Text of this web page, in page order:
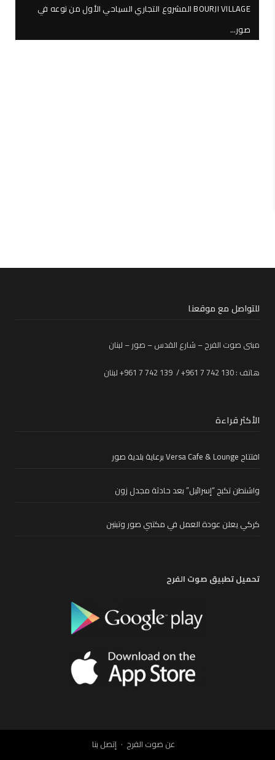
BOURJI VILLAGE المشروع التجاري السياحي الأول من نوعه في
صور…
للتواصل مع موقعنا
مبنى صوت الفرح – شارع القدس – صور – لبنان
هاتف : 130 742 7 961+ / 139 742 7 961+ لبنان
الأكثر قراءة
افتتاح Versa Cafe & Lounge برعاية بلدية صور
واشنطن تكبح “إسرائيل” بعد حادثة مجدل زون
كركي يعلن عودة العمل في مكتبي صور وتبنين
تحميل تطبيق صوت الفرح
عن صوت الفرح إتصل بنا